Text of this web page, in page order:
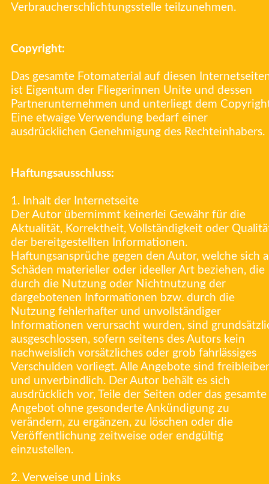
Verbraucherschlichtungsstelle teilzunehmen.
Copyright:
Das gesamte Fotomaterial auf diesen
ist Eigentum der Fliegerinnen Unite und dessen
Partnerunternehmen und unterliegt dem
Eine etwaige Verwendung bedarf einer
ausdrücklichen Genehmigung des Rechteinhabers.
Haftungsausschluss:
1. Inhalt der Internetseite
Der Autor übernimmt keinerlei Gewähr für die
Aktualität, Korrektheit, Vollständigkeit oder
der bereitgestellten Informationen.
Haftungsansprüche gegen den Autor, welche sich
Schäden materieller oder ideeller Art beziehen, die
durch die Nutzung oder Nichtnutzung der
dargebotenen Informationen bzw. durch die
Nutzung fehlerhafter und unvollständiger
Informationen verursacht wurden, sind
ausgeschlossen, sofern seitens des Autors kein
nachweislich vorsätzliches oder grob fahrlässiges
Verschulden vorliegt. Alle Angebote sind
und unverbindlich. Der Autor behält es sich
ausdrücklich vor, Teile der Seiten oder das gesamte
Angebot ohne gesonderte Ankündigung zu
verändern, zu ergänzen, zu löschen oder die
Veröffentlichung zeitweise oder endgültig
einzustellen.
2. Verweise und Links